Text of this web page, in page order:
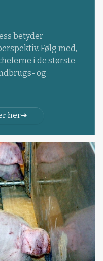
betyder
Følg med,
i de største
og
her